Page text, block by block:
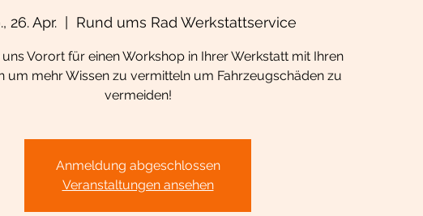
26. Apr. Rund ums Rad Werkstattservice
uns Vorort für einen Workshop in Ihrer Werkstatt mit Ihren
um mehr Wissen zu vermitteln um Fahrzeugschäden zu
vermeiden!
Anmeldung abgeschlossen
Veranstaltungen ansehen